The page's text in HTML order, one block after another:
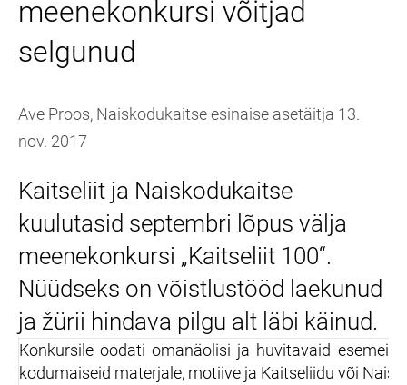
meenekonkursi võitjad
selgunud
Ave Proos, Naiskodukaitse esinaise asetäitja 13.
nov. 2017
Kaitseliit ja Naiskodukaitse
kuulutasid septembri lõpus välja
meenekonkursi „Kaitseliit 100“.
Nüüdseks on võistlustööd laekunud
ja žürii hindava pilgu alt läbi käinud.
Konkursile oodati omanäolisi ja huvitavaid
kodumaiseid materjale, motiive ja Kaitseliidu või